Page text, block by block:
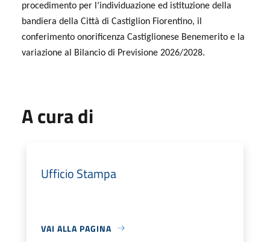
procedimento per l’individuazione ed istituzione della
bandiera della Città di Castiglion Fiorentino, il
conferimento onorificenza Castiglionese Benemerito e la
variazione al Bilancio di Previsione 2026/2028.
A cura di
Ufficio Stampa
VAI ALLA PAGINA